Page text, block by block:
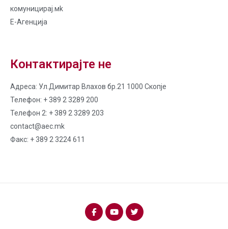
комуницирај.мk
Е-Агенција
Контактирајте не
Адреса: Ул.Димитар Влахов бр.21 1000 Скопје
Телефон: + 389 2 3289 200
Телефон 2: + 389 2 3289 203
contact@aec.mk
Факс: + 389 2 3224 611